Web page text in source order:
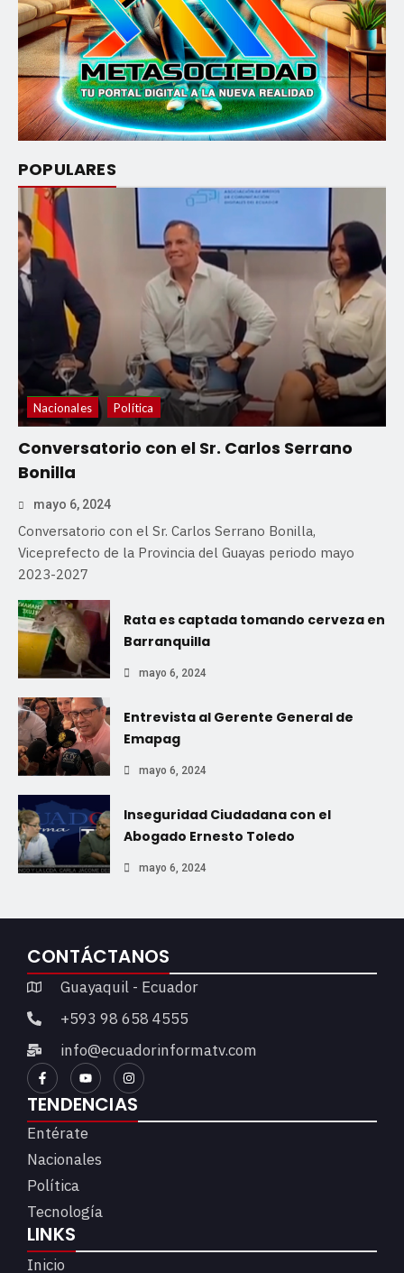
POPULARES
Nacionales Política
Conversatorio con el Sr. Carlos Serrano
Bonilla
mayo 6, 2024
Conversatorio con el Sr. Carlos Serrano Bonilla,
Viceprefecto de la Provincia del Guayas periodo mayo
2023-2027
Rata es captada tomando cerveza en
Barranquilla
mayo 6, 2024
Entrevista al Gerente General de
Emapag
mayo 6, 2024
Inseguridad Ciudadana con el
Abogado Ernesto Toledo
mayo 6, 2024
CONTÁCTANOS
Guayaquil - Ecuador
+593 98 658 4555
info@ecuadorinformatv.com
TENDENCIAS
Entérate
Nacionales
Política
Tecnología
LINKS
Inicio